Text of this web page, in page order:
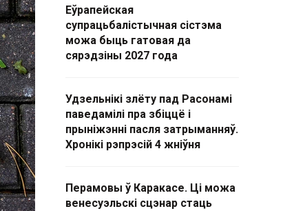
Еўрапейская
супрацьбалістычная сістэма
можа быць гатовая да
сярэдзіны 2027 года
Удзельнікі злёту пад Расонамі
паведамілі пра збіццё і
прыніжэнні пасля затрыманняў.
Хронікі рэпрэсій 4 жніўня
Перамовы ў Каракасе. Ці можа
венесуэльскі сцэнар стаць